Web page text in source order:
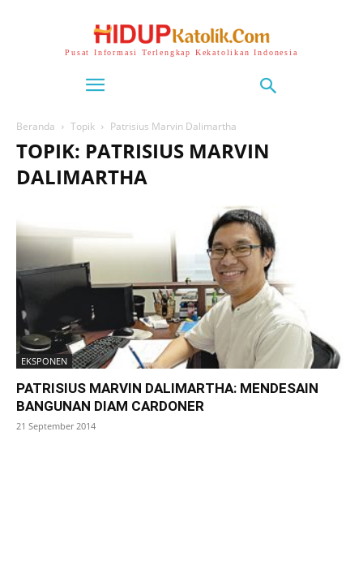
Pusat Informasi Terlengkap Kekatolikan Indonesia
Beranda Topik Patrisius Marvin Dalimartha
TOPIK: PATRISIUS MARVIN
DALIMARTHA
EKSPONEN
PATRISIUS MARVIN DALIMARTHA: MENDESAIN
BANGUNAN DIAM CARDONER
21 September 2014